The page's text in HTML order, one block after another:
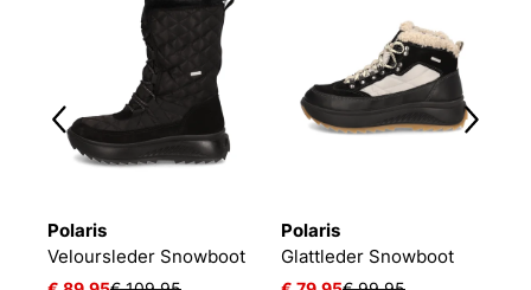
Polaris
Veloursleder Snowboot
Polaris
Glattleder Snowboot